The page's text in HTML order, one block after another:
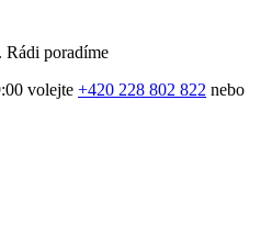
Rádi poradíme
volejte +420 228 802 822 nebo